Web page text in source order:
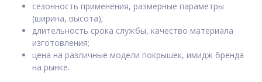
сезонность применения, размерные параметры
(ширина, высота);
длительность срока службы, качество материала
изготовления;
цена на различные модели покрышек, имидж бренда
на рынке.